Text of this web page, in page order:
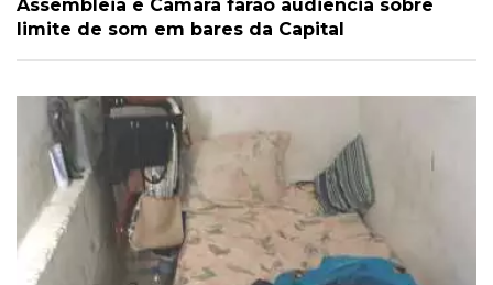
Assembleia e Câmara farão audiência sobre
limite de som em bares da Capital